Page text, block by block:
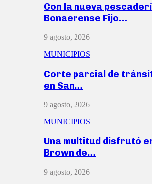
Con la nueva
Bonaerense Fijo…
9 agosto, 2026
MUNICIPIOS
Corte parcial de
en San…
9 agosto, 2026
MUNICIPIOS
Una multitud disfrutó
Brown de…
9 agosto, 2026